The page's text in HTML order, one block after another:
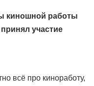
киношной работы
участие
всё про киноработу,